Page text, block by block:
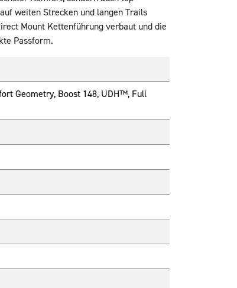
weiten Strecken und langen Trails
Mount Kettenführung verbaut und die
Passform.
Geometry, Boost 148, UDH™, Full